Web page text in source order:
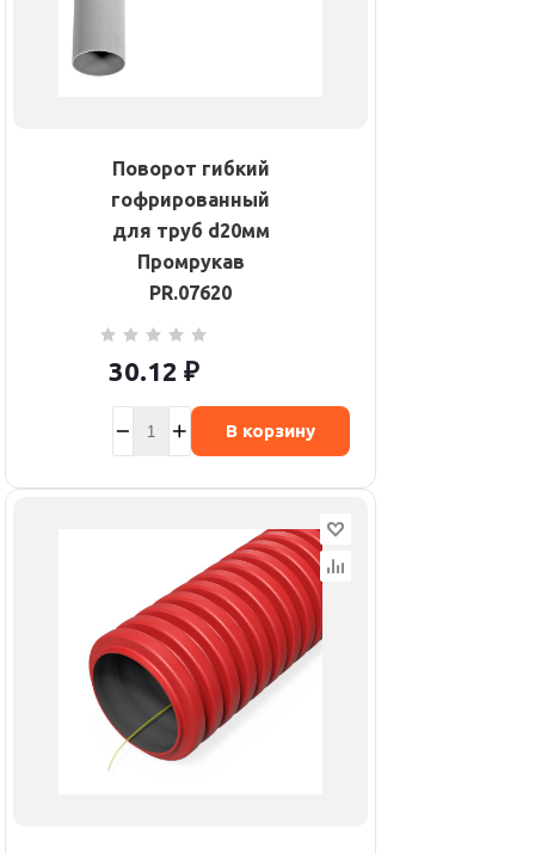
Поворот гибкий
гофрированный
для труб d20мм
Промрукав
PR.07620
30.12 ₽
В корзину